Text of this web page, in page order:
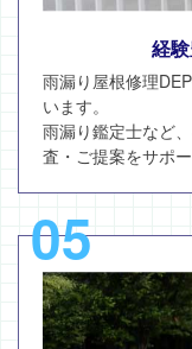
経
雨漏り屋根修理
います。
雨漏り鑑定士など
査・ご提案をサポ
05